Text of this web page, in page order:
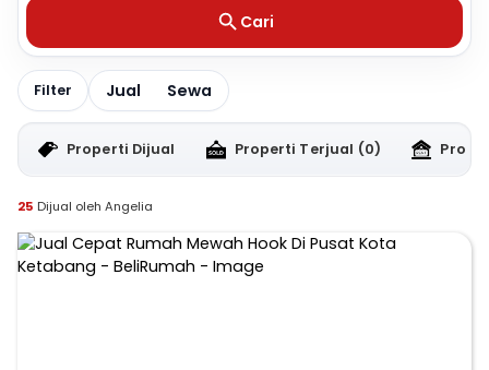
Cari
Filter Jual Sewa
Properti Dijual Properti Terjual (0)
25 Dijual oleh Angelia